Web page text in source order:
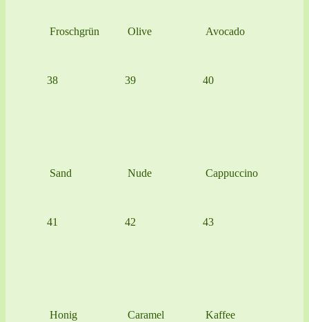
Froschgrün Olive Avocado
38
Sand
39
Nude
40
Cappuccino
41
Honig
42
Caramel
43
Kaffee